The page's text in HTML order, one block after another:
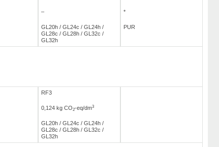
– *
GL20h / GL24c / GL24h /
GL28c / GL28h / GL32c /
GL32h
PUR
RF3
0,124 kg CO2-eq/dm3
GL20h / GL24c / GL24h /
GL28c / GL28h / GL32c /
GL32h